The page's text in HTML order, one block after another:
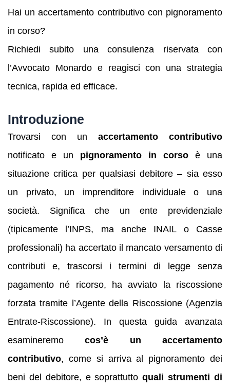
Hai un accertamento contributivo con pignoramento
in corso?
Richiedi subito una consulenza riservata con
l’Avvocato Monardo e reagisci con una strategia
tecnica, rapida ed efficace.
Introduzione
Trovarsi con un accertamento contributivo
notificato e un pignoramento in corso è una
situazione critica per qualsiasi debitore – sia esso
un privato, un imprenditore individuale o una
società. Significa che un ente previdenziale
(tipicamente l’INPS, ma anche INAIL o Casse
professionali) ha accertato il mancato versamento di
contributi e, trascorsi i termini di legge senza
pagamento né ricorso, ha avviato la riscossione
forzata tramite l’Agente della Riscossione (Agenzia
Entrate-Riscossione). In questa guida avanzata
esamineremocos’è un accertamento
contributivo, come si arriva al pignoramento dei
beni del debitore, e soprattuttoquali strumenti di